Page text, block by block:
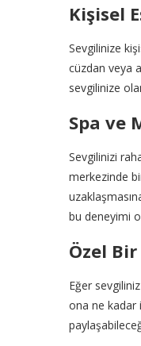
Kişisel
Sevgilinize
cüzdan veya
sevgilinize
Spa ve
Sevgilinizi
merkezinde
bu deneyimi
Özel
Eğer
ona ne kadar